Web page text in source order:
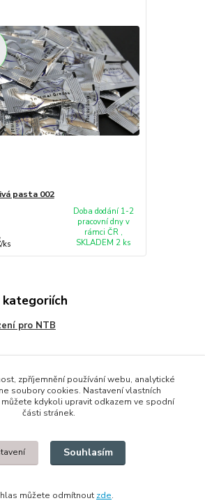
pasta 002
/ks
Doba dodání 1-2
pracovní dny v
rámci ČR ,
SKLADEM 2 ks
kategoriích
pro NTB
notebooky
Upravit sběr cookies.
zpříjemnění používání webu, analytické
soubory cookies. Nastavení vlastních
kdykoli upravit odkazem ve spodní
části stránek.
Souhlasím
můžete odmítnout zde.